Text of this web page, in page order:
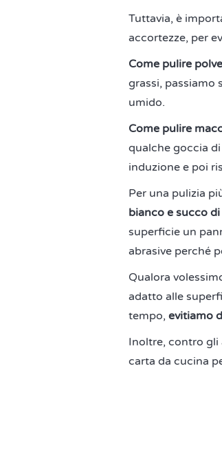
Tuttavia, è
accortezze, per
Come pulire
grassi, passiamo
umido.
Come pulire
qualche goccia
induzione e poi
Per una pulizia
bianco e succo
superficie un
abrasive perché
Qualora
adatto alle
tempo, evitiamo
Inoltre, contro gli
carta da cucina